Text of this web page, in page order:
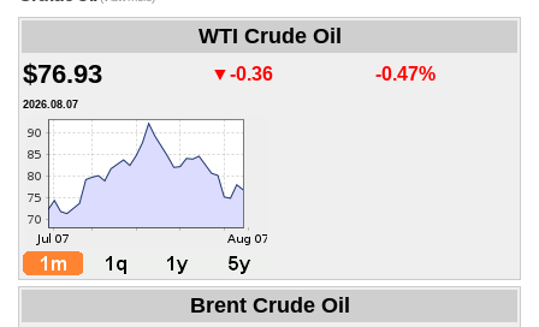
WTI Crude Oil
$76.93 ▼-0.36 -0.47%
2026.08.07
Brent Crude Oil